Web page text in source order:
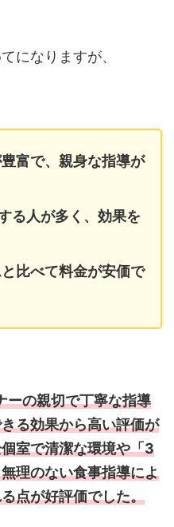
になりますが、
富で、親身な指導が
る人が多く、効果を
比べて料金が安価で
の親切で丁寧な指導
る効果から高い評価が
室で清潔な環境や「3
理のない食事指導によ
点が好評価でした。